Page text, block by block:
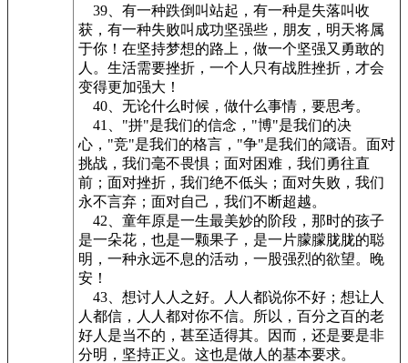
39、有一种跌倒叫站起，有一种是失落叫收
获，有一种失败叫成功坚强些，朋友，明天将属
于你！在坚持梦想的路上，做一个坚强又勇敢的
人。生活需要挫折，一个人只有战胜挫折，才会
变得更加强大！
40、无论什么时候，做什么事情，要思考。
41、"拼"是我们的信念，"博"是我们的决
心，"竞"是我们的格言，"争"是我们的箴语。面对
挑战，我们毫不畏惧；面对困难，我们勇往直
前；面对挫折，我们绝不低头；面对失败，我们
永不言弃；面对自己，我们不断超越。
42、童年原是一生最美妙的阶段，那时的孩子
是一朵花，也是一颗果子，是一片朦朦胧胧的聪
明，一种永远不息的活动，一股强烈的欲望。晚
安！
43、想讨人人之好。人人都说你不好；想让人
人都信，人人都对你不信。所以，百分之百的老
好人是当不的，甚至适得其。因而，还是要是非
分明，坚持正义。这也是做人的基本要求。